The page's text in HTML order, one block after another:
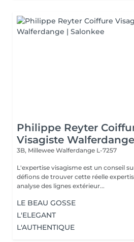
Philippe Reyter
Visagiste Walferdange
3B, Millewee Walferdange L-7257
L'expertise visagisme est un conseil
défions de trouver cette réelle
analyse des lignes extérieur...
LE BEAU GOSSE
L'ELEGANT
L'AUTHENTIQUE